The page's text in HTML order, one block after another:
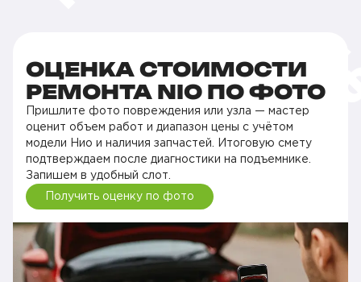
ОЦЕНКА СТОИМОСТИ
РЕМОНТА NIO ПО ФОТО
Пришлите фото повреждения или узла — мастер
оценит объем работ и диапазон цены с учётом
модели Нио и наличия запчастей. Итоговую смету
подтверждаем после диагностики на подъемнике.
Запишем в удобный слот.
Получить оценку по фото